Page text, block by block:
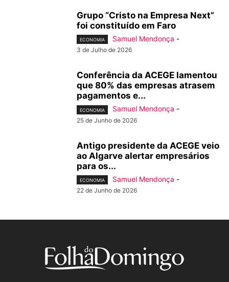
Grupo “Cristo na Empresa Next”
foi constituído em Faro
ECONOMIA Samuel Mendonça -
3 de Julho de 2026
Conferência da ACEGE lamentou
que 80% das empresas atrasem
pagamentos e...
ECONOMIA Samuel Mendonça -
25 de Junho de 2026
Antigo presidente da ACEGE veio
ao Algarve alertar empresários
para os...
ECONOMIA Samuel Mendonça -
22 de Junho de 2026